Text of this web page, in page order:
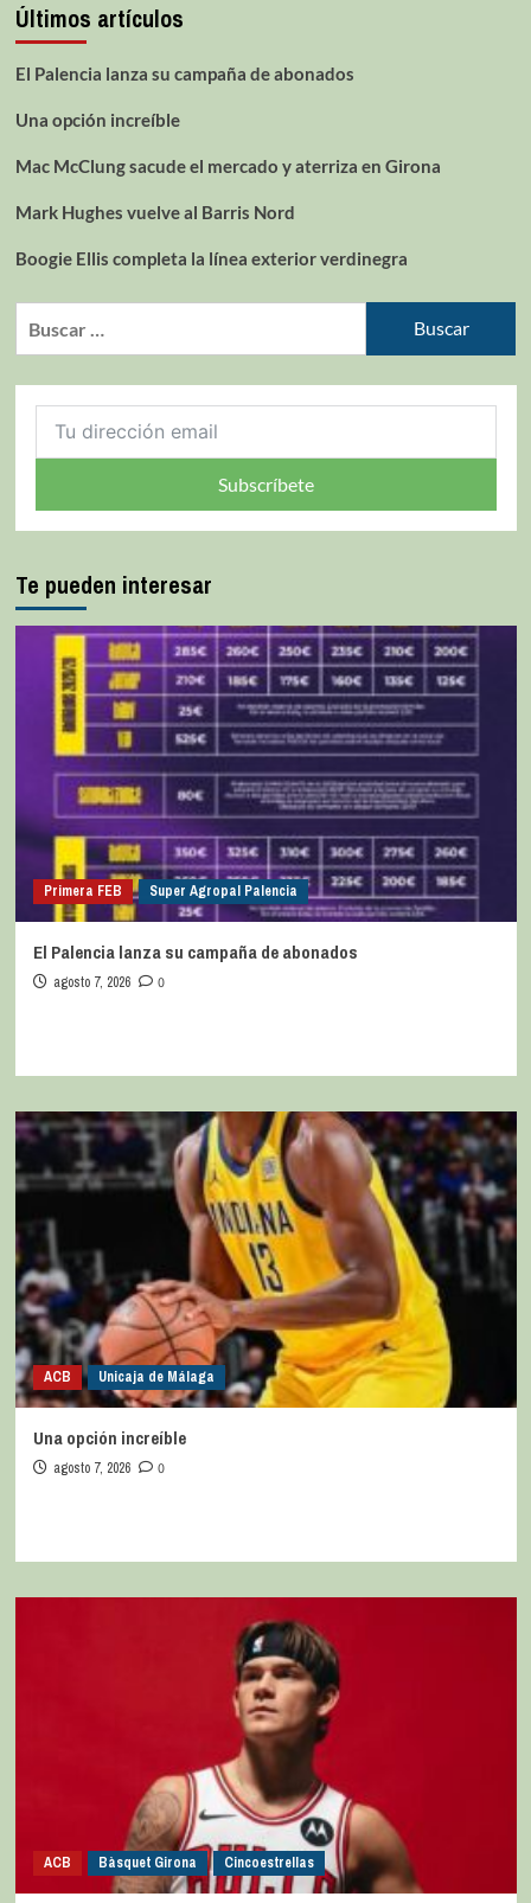
Últimos artículos
El Palencia lanza su campaña de abonados
Una opción increíble
Mac McClung sacude el mercado y aterriza en Girona
Mark Hughes vuelve al Barris Nord
Boogie Ellis completa la línea exterior verdinegra
Subscríbete
Te pueden interesar
Primera FEB Super Agropal Palencia
El Palencia lanza su campaña de abonados
agosto 7, 2026 0
ACB Unicaja de Málaga
Una opción increíble
agosto 7, 2026 0
ACB Bàsquet Girona Cincoestrellas